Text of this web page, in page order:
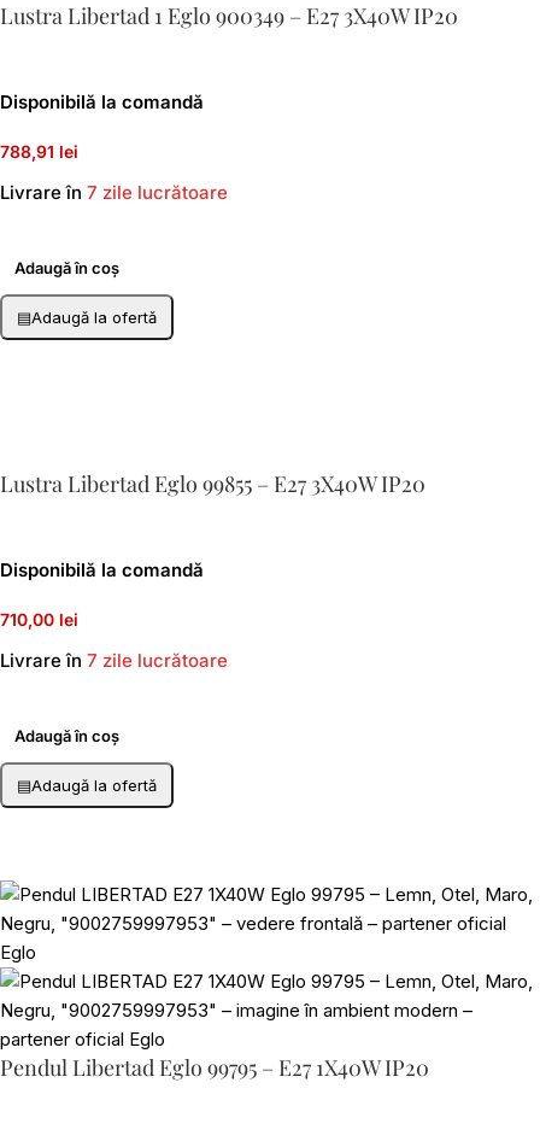
Lustra Libertad 1 Eglo 900349 – E27 3X40W IP20
Disponibilă la comandă
788,91 lei
Livrare în 7 zile lucrătoare
Adaugă în coș
▤Adaugă la ofertă
Lustra Libertad Eglo 99855 – E27 3X40W IP20
Disponibilă la comandă
710,00 lei
Livrare în 7 zile lucrătoare
Adaugă în coș
▤Adaugă la ofertă
Pendul Libertad Eglo 99795 – E27 1X40W IP20